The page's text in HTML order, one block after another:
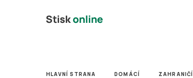
HLAVNÍ STRANA DOMÁCÍ ZAHRANIČÍ